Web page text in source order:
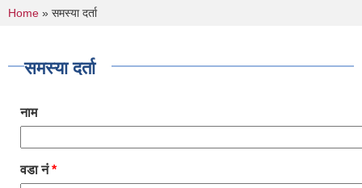
You are here
Home » समस्या दर्ता
समस्या दर्ता
नाम
वडा नं*